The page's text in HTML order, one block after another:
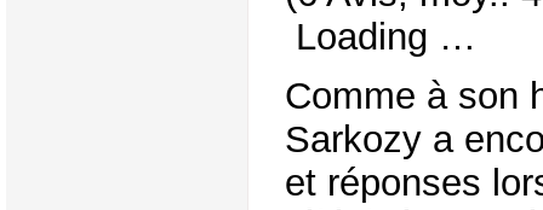
Loading …
Comme à son
Sarkozy a
et réponses